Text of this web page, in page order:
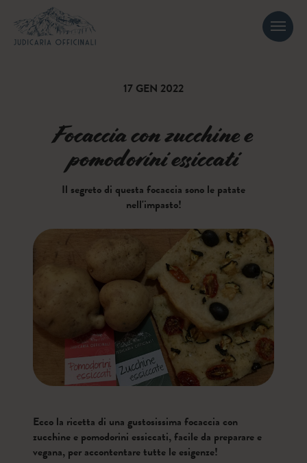
17 GEN 2022
Focaccia con zucchine e
pomodorini essiccati
Il segreto di questa focaccia sono le patate
nell'impasto!
Ecco la ricetta di una gustosissima focaccia con
zucchine e pomodorini essiccati, facile da preparare e
vegana, per accontentare tutte le esigenze!